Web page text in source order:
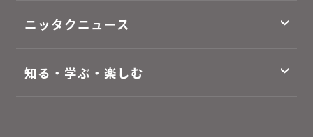
ニッタクニュース
知る・学ぶ・楽しむ